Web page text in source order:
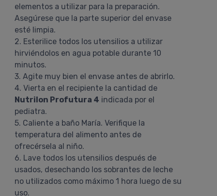
elementos a utilizar para la preparación.
Asegúrese que la parte superior del envase
esté limpia.
2. Esterilice todos los utensilios a utilizar
hirviéndolos en agua potable durante 10
minutos.
3. Agite muy bien el envase antes de abrirlo.
4. Vierta en el recipiente la cantidad de
Nutrilon Profutura 4 indicada por el
pediatra.
5. Caliente a baño María. Verifique la
temperatura del alimento antes de
ofrecérsela al niño.
6. Lave todos los utensilios después de
usados, desechando los sobrantes de leche
no utilizados como máximo 1 hora luego de su
uso.